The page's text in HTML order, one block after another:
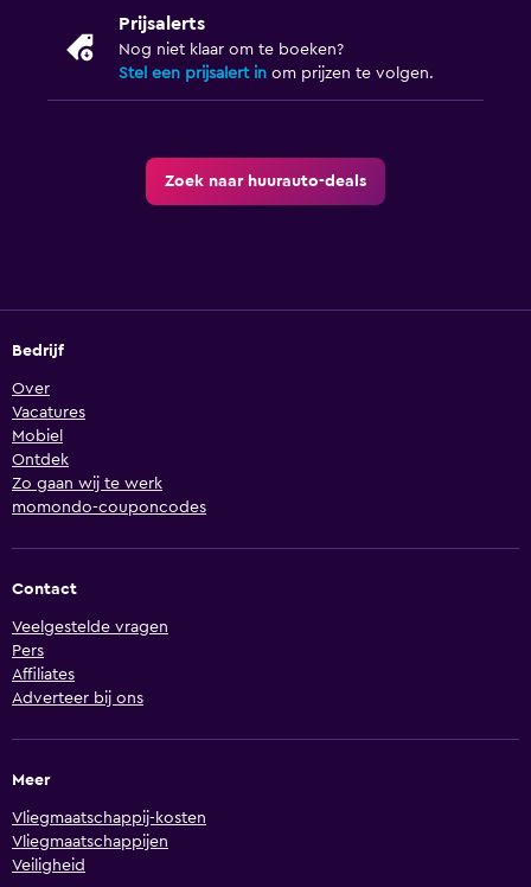
Prijsalerts
Nog niet klaar om te boeken?
Stel een prijsalert in om prijzen te volgen.
Zoek naar huurauto-deals
Bedrijf
Over
Vacatures
Mobiel
Ontdek
Zo gaan wij te werk
momondo-couponcodes
Contact
Veelgestelde vragen
Pers
Affiliates
Adverteer bij ons
Meer
Vliegmaatschappij-kosten
Vliegmaatschappijen
Veiligheid